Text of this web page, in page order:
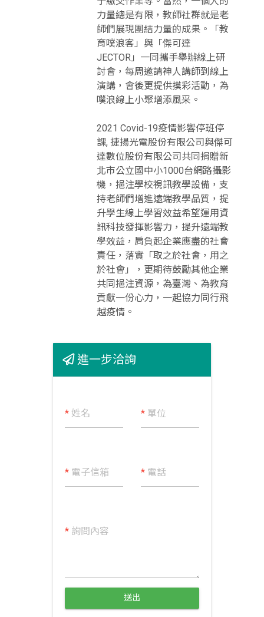
力量總是有限，教師社群就是老
師們展現團結力量的成果。「教
育噗浪客」與「傑可達
JECTOR」一同攜手舉辦線上研
討會，每周邀請神人講師到線上
演講，會後更提供摸彩活動，為
噗浪線上小聚增添風采。
2021 Covid-19疫情影響停班停
課, 捷揚光電股份有限公司與傑可
達數位股份有限公司共同捐贈新
北市公立國中小1000台網路攝影
機，挹注學校視訊教學設備，支
持老師們增進遠端教學品質，提
升學生線上學習效益希望運用資
訊科技發揮影響力，提升遠端教
學效益，肩負起企業應盡的社會
責任，落實「取之於社會，用之
於社會」，更期待鼓勵其他企業
共同挹注資源，為臺灣、為教育
貢獻一份心力，一起協力同行飛
越疫情。
進一步洽詢
*姓名 * 單位
*電子信箱 * 電話
*詢問內容
送出